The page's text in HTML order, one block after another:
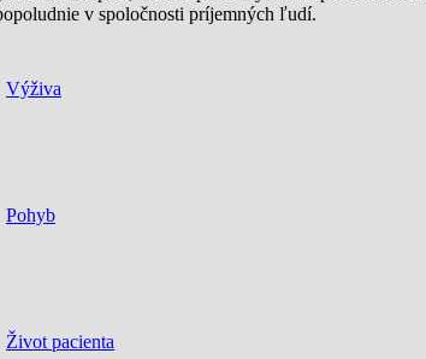
Výživa
Pohyb
Život pacienta
v spoločnosti príjemných ľudí.